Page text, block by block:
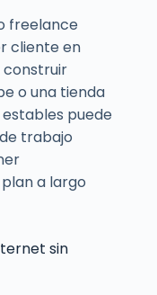
freelance
cliente en
construir
o una tienda
puede
trabajo
a largo
sin